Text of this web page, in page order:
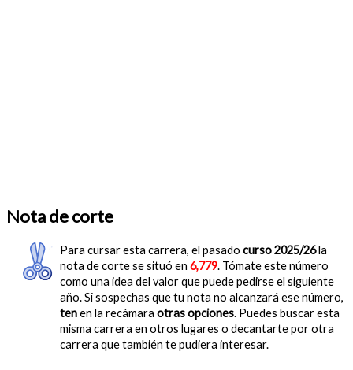
Nota de corte
Para cursar esta carrera, el pasado curso 2025/26la
nota de corte se situó en 6,779. Tómate este número
como una idea del valor que puede pedirse el siguiente
año. Si sospechas que tu nota no alcanzará ese número,
tenen la recámara otras opciones. Puedes buscar esta
misma carrera en otros lugares o decantarte por otra
carrera que también te pudiera interesar.